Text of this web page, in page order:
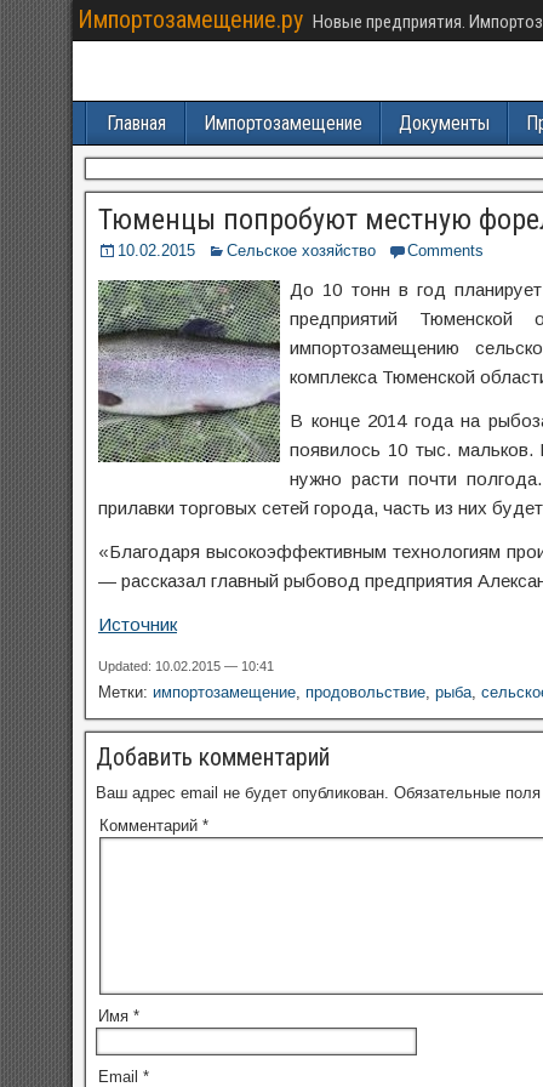
Импортозамещение.ру Новые предприятия.
Главная Импортозамещение Документы
Тюменцы попробуют местную
10.02.2015 Сельское хозяйство Comments
До 10 тонн в год
предприятий
импортозамещению
комплекса Тюменской
В конце 2014 года на
появилось 10 тыс.
нужно расти почти
прилавки торговых сетей города, часть из них
«Благодаря высокоэффективным технологиям
— рассказал главный рыбовод предприятия
Источник
Updated: 10.02.2015 — 10:41
Метки: импортозамещение, продовольствие, рыба,
Добавить комментарий
Ваш адрес email не будет опубликован. Обязательные
Комментарий *
Имя *
Email *